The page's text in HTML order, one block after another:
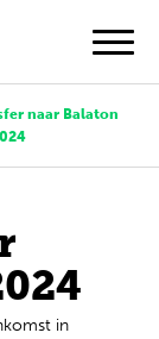
naar Balaton
in